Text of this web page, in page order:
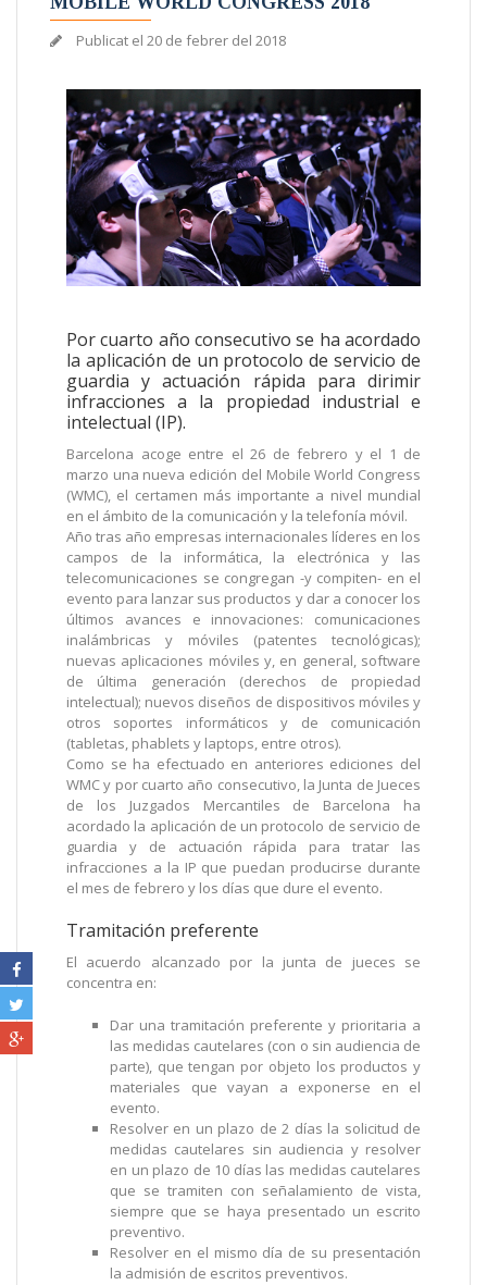
Publicat el 20 de febrer del 2018
Por cuarto año consecutivo se ha acordado
la aplicación de un protocolo de servicio de
guardia y actuación rápida para dirimir
infracciones a la propiedad industrial e
intelectual (IP).
Barcelona acoge entre el 26 de febrero y el 1 de
marzo una nueva edición del Mobile World Congress
(WMC), el certamen más importante a nivel mundial
en el ámbito de la comunicación y la telefonía móvil.
Año tras año empresas internacionales líderes en los
campos de la informática, la electrónica y las
telecomunicaciones se congregan -y compiten- en el
evento para lanzar sus productos y dar a conocer los
últimos avances e innovaciones: comunicaciones
inalámbricas y móviles (patentes tecnológicas);
nuevas aplicaciones móviles y, en general, software
de última generación (derechos de propiedad
intelectual); nuevos diseños de dispositivos móviles y
otros soportes informáticos y de comunicación
(tabletas, phablets y laptops, entre otros).
Como se ha efectuado en anteriores ediciones del
WMC y por cuarto año consecutivo, la Junta de Jueces
de los Juzgados Mercantiles de Barcelona ha
acordado la aplicación de un protocolo de servicio de
guardia y de actuación rápida para tratar las
infracciones a la IP que puedan producirse durante
el mes de febrero y los días que dure el evento.
Tramitación preferente
El acuerdo alcanzado por la junta de jueces se
concentra en:
Dar una tramitación preferente y prioritaria a
las medidas cautelares (con o sin audiencia de
parte), que tengan por objeto los productos y
materiales que vayan a exponerse en el
evento.
Resolver en un plazo de 2 días la solicitud de
medidas cautelares sin audiencia y resolver
en un plazo de 10 días las medidas cautelares
que se tramiten con señalamiento de vista,
siempre que se haya presentado un escrito
preventivo.
Resolver en el mismo día de su presentación
la admisión de escritos preventivos.